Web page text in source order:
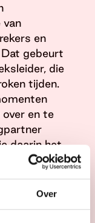
Over
van
en
gebeurt
die
tijden.
en te
daarin het